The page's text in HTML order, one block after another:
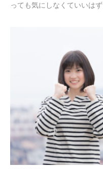
っても気にしなくていいは